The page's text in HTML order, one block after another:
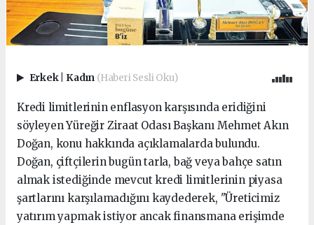
Erkek Kadın (Haberi Sesli Oku)
Kredi limitlerinin enflasyon karşısında eridiğini
söyleyen Yüreğir Ziraat Odası Başkanı Mehmet Akın
Doğan, konu hakkında açıklamalarda bulundu.
Doğan, çiftçilerin bugün tarla, bağ veya bahçe satın
almak istediğinde mevcut kredi limitlerinin piyasa
şartlarını karşılamadığını kaydederek, "Üreticimiz
yatırım yapmak istiyor ancak finansmana erişimde